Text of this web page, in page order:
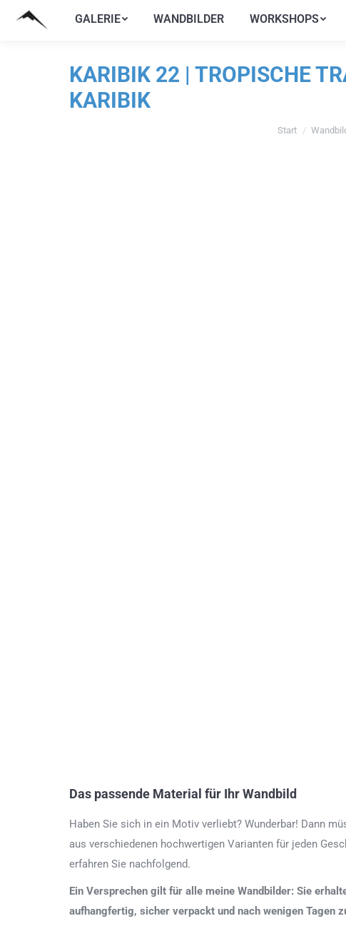
GALERIE WANDBILDER WORKSHOPS
KARIBIK 22 | TROPISCHE
KARIBIK
Sie befinden
Start
Das passende Material für Ihr Wandbild
Haben Sie sich in ein Motiv verliebt? Wunderbar! Dann
aus verschiedenen hochwertigen Varianten für jeden
erfahren Sie nachfolgend.
Ein Versprechen gilt für alle meine Wandbilder: Sie
aufhangfertig, sicher verpackt und nach wenigen Tagen
GALERIE WANDBILDER WORKSHOPS